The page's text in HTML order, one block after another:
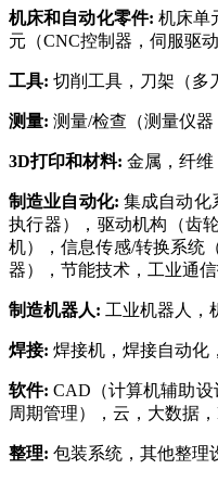
机床和自动化零件: 机床单
元（CNC控制器，伺服驱
工具: 切削工具，刀架（多
测量: 测量/检查（测量仪
3D打印和材料: 金属，纤
制造业自动化: 集成自动化
执行器），驱动机构（齿
机），信息传感/转换系统
器），节能技术，工业通
制造机器人: 工业机器人，
焊接: 焊接机，焊接自动化
软件: CAD （计算机辅助
周期管理），云，大数据，
整理: 包装系统，其他整理